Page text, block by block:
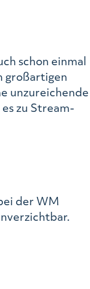
schon einmal
großartigen
unzureichende
zu Stream-
der WM